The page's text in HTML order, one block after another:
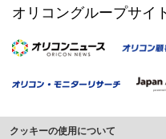
オリコングループサイ
クッキーの使用について